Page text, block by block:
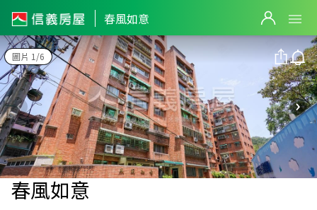
春風如意
圖片 1/6
春風如意